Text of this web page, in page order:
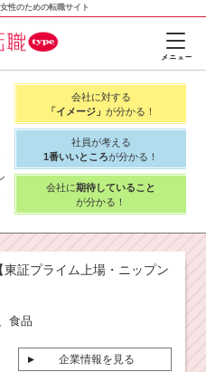
性のための転職サイト
会社に対する
「イメージ」が分かる！
社員が考える
1番いいところが分かる！
会社に期待していること
が分かる！
証プライム上場・ニップン
食品
企業情報を見る